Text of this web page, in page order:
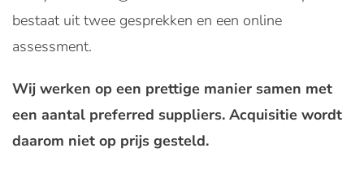
bestaat uit twee gesprekken en een online
assessment.
Wij werken op een prettige manier samen met
een aantal preferred suppliers. Acquisitie wordt
daarom niet op prijs gesteld.